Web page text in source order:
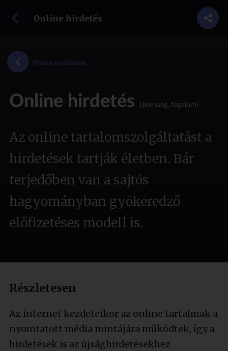
GYEREK A NETEN
Online hirdetés
Vissza a szótárba
Online hirdetés (Jelenség, fogalom)
Az online tartalomszolgáltatást a
hirdetések tartják életben. Bár
terjedőben van a sajtós
hagyományban gyökeredző
előfizetéses modell is.
Részletesen
Az internet kezdeteikor az online tartalmak a
nyomtatott média mintájára működtek, így a
hirdetések is az újsághirdetésekhez